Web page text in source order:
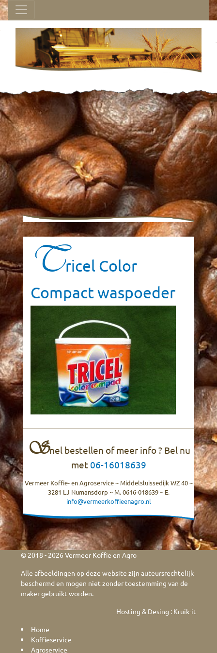
Tricel Color
Compact waspoeder
Snel bestellen of meer info ? Bel nu
met 06-16018639
Vermeer Koffie- en Agroservice ~ Middelsluissedijk WZ 40 ~
3281 LJ Numansdorp ~ M. 0616-018639 ~ E.
info@vermeerkoffieenagro.nl
© 2018 - 2026 Vermeer Koffie en Agro
Alle afbeeldingen op deze website zijn auteursrechtelijk
beschermd en mogen niet zonder toestemming van de
maker gebruikt worden.
Hosting & Desing : Kruik-it
Home
Koffieservice
Agroservice